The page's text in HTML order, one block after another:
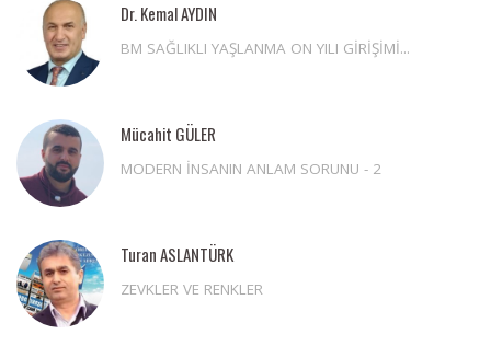
Dr. Kemal AYDIN
BM SAĞLIKLI YAŞLANMA ON YILI GİRİŞİMİ...
Mücahit GÜLER
MODERN İNSANIN ANLAM SORUNU - 2
Turan ASLANTÜRK
ZEVKLER VE RENKLER